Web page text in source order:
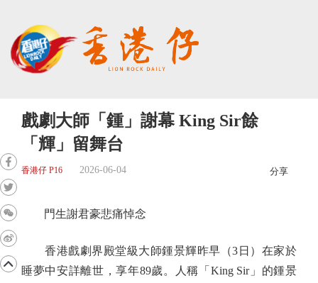
戲劇大師「鍾」謝幕 King Sir餘
「輝」留舞台
香港仔 P16 2026-06-04 分享
門生謝君豪悲痛悼念
香港戲劇界殿堂級大師鍾景輝昨早（3日）在家於
睡夢中安詳離世，享年89歲。人稱「King Sir」的鍾景